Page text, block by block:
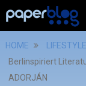
HOME
LIFESTYLE
Berlinspiriert
ADORJÁN